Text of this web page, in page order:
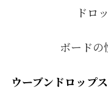
ドロ
ボードの
ウーブンドロップ